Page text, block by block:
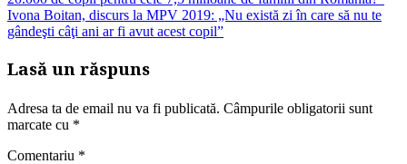
Ivona Boitan, discurs la MPV 2019: „Nu există zi în care să nu te
gândeşti câţi ani ar fi avut acest copil”
Lasă un răspuns
Adresa ta de email nu va fi publicată. Câmpurile obligatorii sunt
marcate cu *
Comentariu *